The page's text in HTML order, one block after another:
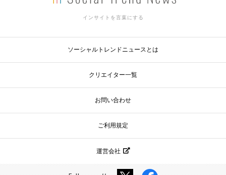
インサイトを言葉にする
ソーシャルトレンドニュースとは
クリエイター一覧
お問い合わせ
ご利用規定
運営会社